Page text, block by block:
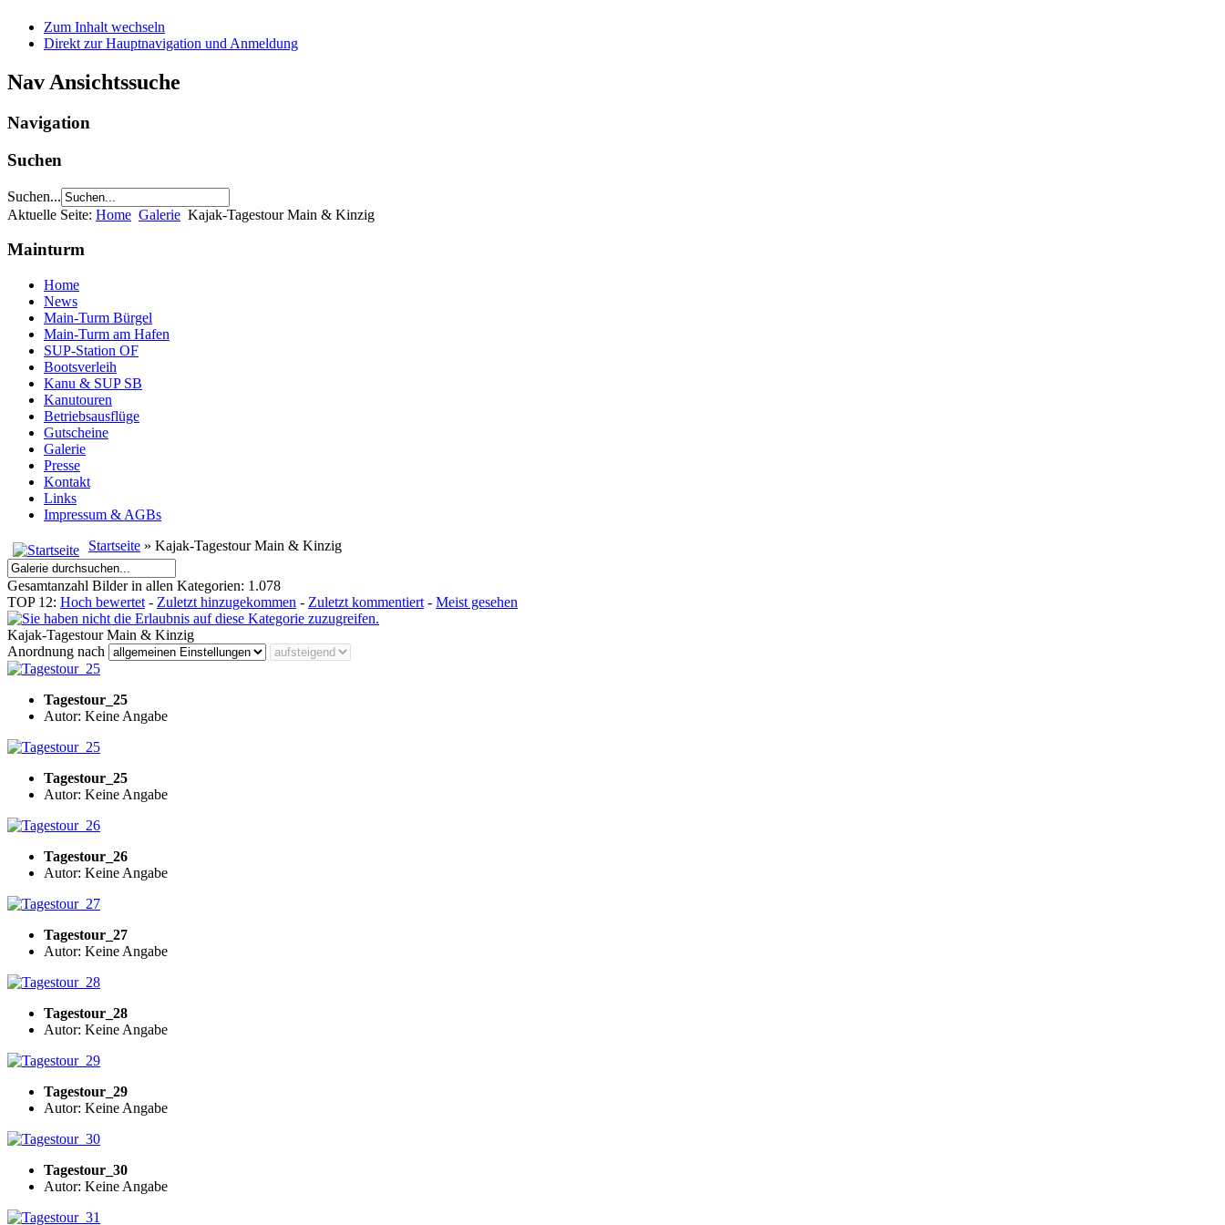
Zum Inhalt wechseln
Direkt zur Hauptnavigation und Anmeldung
Nav Ansichtssuche
Navigation
Suchen
Suchen...
Aktuelle Seite: Home Galerie Kajak-Tagestour Main & Kinzig
Mainturm
Home
News
Main-Turm Bürgel
Main-Turm am Hafen
SUP-Station OF
Bootsverleih
Kanu & SUP SB
Kanutouren
Betriebsausflüge
Gutscheine
Galerie
Presse
Kontakt
Links
Impressum & AGBs
Startseite » Kajak-Tagestour Main & Kinzig
Gesamtanzahl Bilder in allen Kategorien: 1.078
TOP 12: Hoch bewertet - Zuletzt hinzugekommen - Zuletzt kommentiert - Meist gesehen
Kajak-Tagestour Main & Kinzig
Anordnung nach
Tagestour_25
Autor: Keine Angabe
Tagestour_25
Autor: Keine Angabe
Tagestour_26
Autor: Keine Angabe
Tagestour_27
Autor: Keine Angabe
Tagestour_28
Autor: Keine Angabe
Tagestour_29
Autor: Keine Angabe
Tagestour_30
Autor: Keine Angabe